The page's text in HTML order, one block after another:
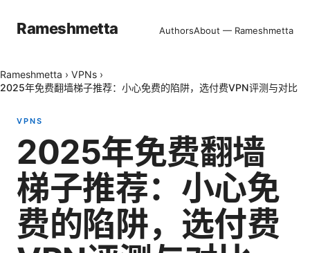
Rameshmetta AuthorsAbout — Rameshmetta
Rameshmetta › VPNs ›
2025年免费翻墙梯子推荐：小心免费的陷阱，选付费VPN评测与对比
VPNS
2025年免费翻墙
梯子推荐：小心免
费的陷阱，选付费